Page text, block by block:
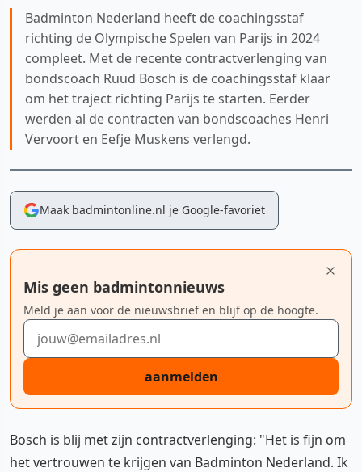
Badminton Nederland heeft de coachingsstaf
richting de Olympische Spelen van Parijs in 2024
compleet. Met de recente contractverlenging van
bondscoach Ruud Bosch is de coachingsstaf klaar
om het traject richting Parijs te starten. Eerder
werden al de contracten van bondscoaches Henri
Vervoort en Eefje Muskens verlengd.
Maak badmintonline.nl je Google-favoriet
Mis geen badmintonnieuws
Meld je aan voor de nieuwsbrief en blijf op de hoogte.
E-mailadres
aanmelden
Bosch is blij met zijn contractverlenging: "Het is fijn om
het vertrouwen te krijgen van Badminton Nederland. Ik